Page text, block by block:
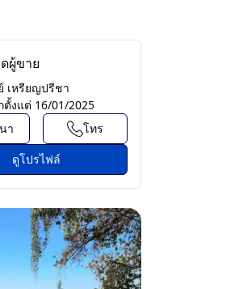
ผู้ขาย
เหรียญปรีชา
ตั้งแต่ 16/01/2025
า
โทร
ดูโปรไฟล์